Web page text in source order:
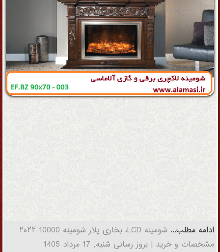
ادامه مطلب...
شومینه LCD، بخاری پلار شومینه 10000 ۲۰۲۲
مشخصات و خرید | بروز رسانی شنبه, 17 مرداد 1405